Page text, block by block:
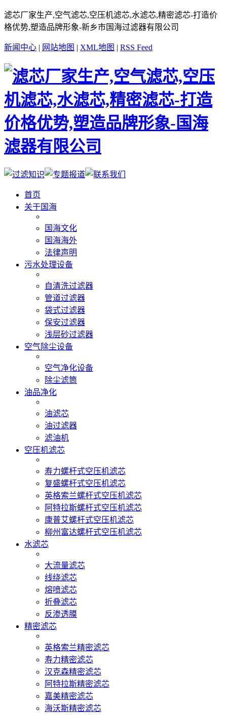
滤芯厂家生产,空气滤芯,空压机滤芯,水滤芯,精密滤芯-打造价
格优势,塑造品牌形象-新乡市国海过滤器有限公司
新闻中心 | 网站地图 | XML地图 | RSS Feed
首页
关于国海
国海文化
国海海外
法律声明
污水处理设备
自清洗过滤器
管道过滤器
袋式过滤器
保安过滤器
浅层砂过滤器
空气除尘设备
空气净化设备
除尘滤筒
油品净化
油滤芯
油过滤器
滤油机
空压机滤芯
寿力螺杆式空压机滤芯
复盛螺杆式空压机滤芯
英格索兰螺杆式空压机滤芯
阿特拉斯螺杆式空压机滤芯
康普艾螺杆式空压机滤芯
柳州富达螺杆式空压机滤芯
水滤芯
大流量滤芯
线绕滤芯
熔喷滤芯
折叠滤芯
反渗透膜
精密滤芯
英格索兰精密滤芯
寿力精密滤芯
汉克森精密滤芯
阿特拉斯精密滤芯
嘉美精密滤芯
海沃斯精密滤芯